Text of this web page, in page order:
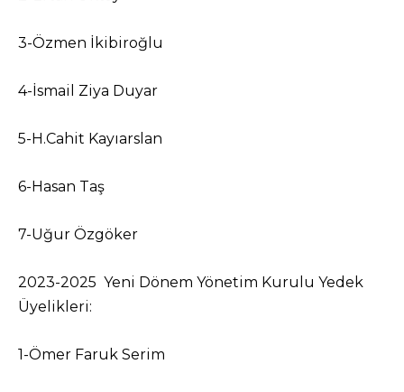
3-Özmen İkibiroğlu
4-İsmail Ziya Duyar
5-H.Cahit Kayıarslan
6-Hasan Taş
7-Uğur Özgöker
2023-2025 Yeni Dönem Yönetim Kurulu Yedek
Üyelikleri:
1-Ömer Faruk Serim